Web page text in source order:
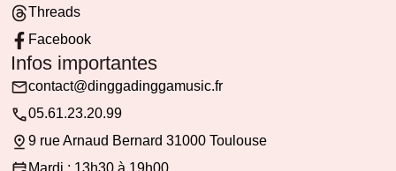
Threads
Facebook
Infos importantes
contact@dinggadinggamusic.fr
05.61.23.20.99
9 rue Arnaud Bernard 31000 Toulouse